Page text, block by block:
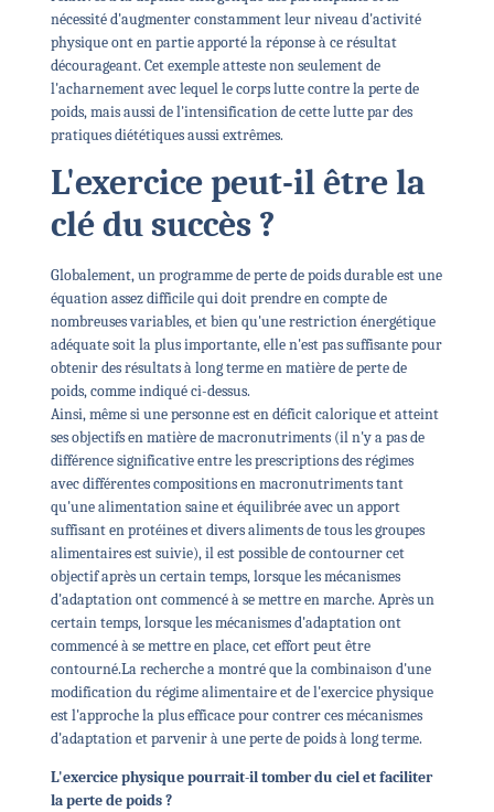
nécessité d'augmenter constamment leur niveau d'activité
physique ont en partie apporté la réponse à ce résultat
décourageant. Cet exemple atteste non seulement de
l'acharnement avec lequel le corps lutte contre la perte de
poids, mais aussi de l'intensification de cette lutte par des
pratiques diététiques aussi extrêmes.
L'exercice peut-il être la
clé du succès ?
Globalement, un programme de perte de poids durable est une
équation assez difficile qui doit prendre en compte de
nombreuses variables, et bien qu'une restriction énergétique
adéquate soit la plus importante, elle n'est pas suffisante pour
obtenir des résultats à long terme en matière de perte de
poids, comme indiqué ci-dessus.
Ainsi, même si une personne est en déficit calorique et atteint
ses objectifs en matière de macronutriments (il n'y a pas de
différence significative entre les prescriptions des régimes
avec différentes compositions en macronutriments tant
qu'une alimentation saine et équilibrée avec un apport
suffisant en protéines et divers aliments de tous les groupes
alimentaires est suivie), il est possible de contourner cet
objectif après un certain temps, lorsque les mécanismes
d'adaptation ont commencé à se mettre en marche. Après un
certain temps, lorsque les mécanismes d'adaptation ont
commencé à se mettre en place, cet effort peut être
contourné.La recherche a montré que la combinaison d'une
modification du régime alimentaire et de l'exercice physique
est l'approche la plus efficace pour contrer ces mécanismes
d'adaptation et parvenir à une perte de poids à long terme.
L'exercice physique pourrait-il tomber du ciel et faciliter
la perte de poids ?